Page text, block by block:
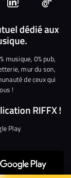
Nous
rejoindre
sur
Linkedin
Nous
dédié aux
musique, 0% pub,
mur du son,
de ceux qui
!
RIFFX !
Play